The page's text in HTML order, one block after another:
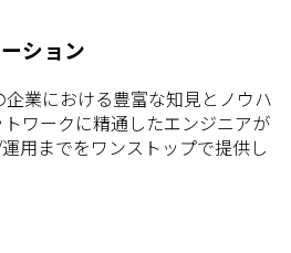
ション
業における豊富な知見とノウハ
ワークに精通したエンジニアが
用までをワンストップで提供し